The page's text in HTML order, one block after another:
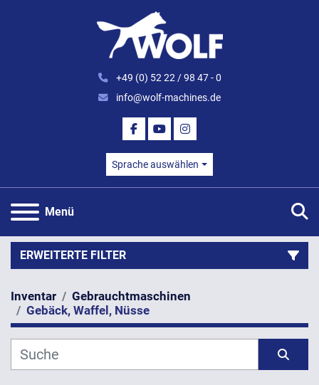
+49 (0) 52 22 / 98 47 - 0
info@wolf-machines.de
FACEBOOK
YOUTUBEINSTAGRAM
Sprache auswählen
Menü
ERWEITERTE FILTER
Kategorie
Hersteller
Inventar
Gebrauchtmaschinen
Gebäck, Waffel, Nüsse